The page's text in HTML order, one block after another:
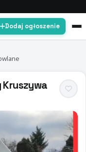
Dodaj ogłoszenie
Kruszywa